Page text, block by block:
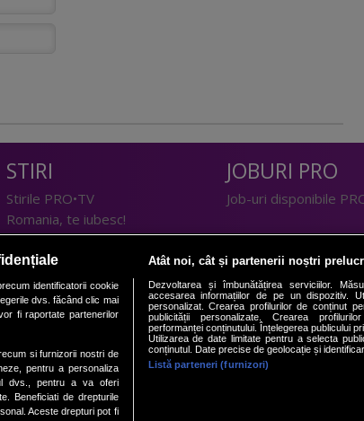
STIRI
Stirile PRO•TV
Romania, te iubesc!
TEHNOLOGIE
I Like IT
SPORT
Sport.ro
PRO•ARENA
JOBURI PRO
Job-uri disponibile
LIFESTYLE
Doctor de Bine
Acasă
Acasă Gold
Perfecte
DeBarbati
identificatorii cookie
dvs. făcând clic mai
fi raportate partenerilor
si furnizorii nostri de
pentru a personaliza
dvs., pentru a va oferi
Beneficiati de drepturile
Aceste drepturi pot fi
Atât noi, cât și partenerii noștri
Dezvoltarea și îmbunătățirea serviciilor.
accesarea informațiilor de pe un dispozitiv.
personalizat. Crearea profilurilor de conținut
publicității personalizate. Crearea
performanței conținutului. Înțelegerea publicului
Utilizarea de date limitate pentru a selecta
conținutul. Date precise de geolocație și
Listă parteneri (furnizori)